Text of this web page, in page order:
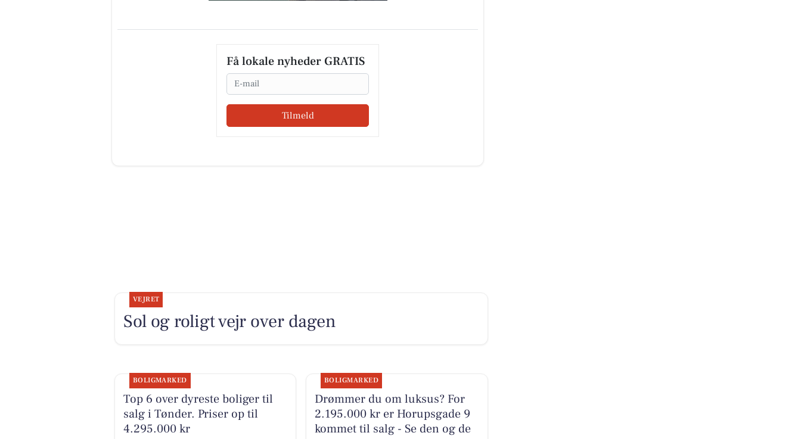
Få lokale nyheder GRATIS
Email
Tilmeld
VEJRET
Sol og roligt vejr over dagen
BOLIGMARKED
Top 6 over dyreste boliger til
salg i Tønder. Priser op til
4.295.000 kr
BOLIGMARKED
Drømmer du om luksus? For
2.195.000 kr er Horupsgade 9
kommet til salg - Se den og de